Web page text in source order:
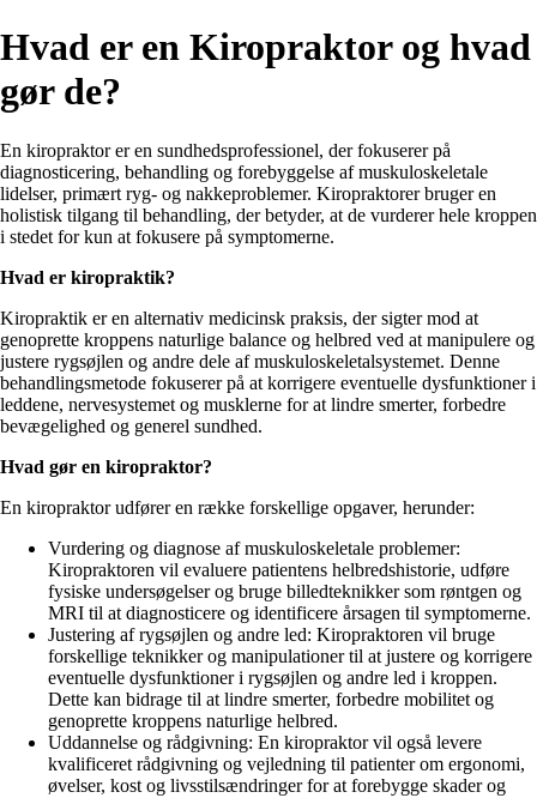
Hvad er en Kiropraktor og hvad
gør de?
En kiropraktor er en sundhedsprofessionel, der fokuserer på
diagnosticering, behandling og forebyggelse af muskuloskeletale
lidelser, primært ryg- og nakkeproblemer. Kiropraktorer bruger en
holistisk tilgang til behandling, der betyder, at de vurderer hele kroppen
i stedet for kun at fokusere på symptomerne.
Hvad er kiropraktik?
Kiropraktik er en alternativ medicinsk praksis, der sigter mod at
genoprette kroppens naturlige balance og helbred ved at manipulere og
justere rygsøjlen og andre dele af muskuloskeletalsystemet. Denne
behandlingsmetode fokuserer på at korrigere eventuelle dysfunktioner i
leddene, nervesystemet og musklerne for at lindre smerter, forbedre
bevægelighed og generel sundhed.
Hvad gør en kiropraktor?
En kiropraktor udfører en række forskellige opgaver, herunder:
Vurdering og diagnose af muskuloskeletale problemer:
Kiropraktoren vil evaluere patientens helbredshistorie, udføre
fysiske undersøgelser og bruge billedteknikker som røntgen og
MRI til at diagnosticere og identificere årsagen til symptomerne.
Justering af rygsøjlen og andre led: Kiropraktoren vil bruge
forskellige teknikker og manipulationer til at justere og korrigere
eventuelle dysfunktioner i rygsøjlen og andre led i kroppen.
Dette kan bidrage til at lindre smerter, forbedre mobilitet og
genoprette kroppens naturlige helbred.
Uddannelse og rådgivning: En kiropraktor vil også levere
kvalificeret rådgivning og vejledning til patienter om ergonomi,
øvelser, kost og livsstilsændringer for at forebygge skader og